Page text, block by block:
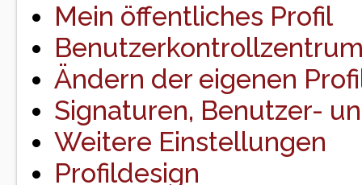
Mein öffentliches Profil
Ändern der eigenen
Signaturen, Benutzer-
Weitere Einstellungen
Profildesign